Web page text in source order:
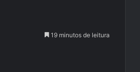
19 minutos de leitura